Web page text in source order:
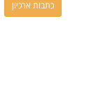
כתבות ארכיון